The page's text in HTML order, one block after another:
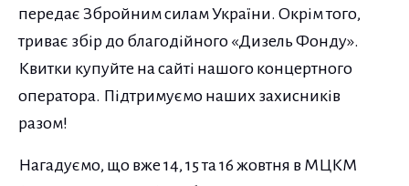
передає Збройним силам України. Окрім того,
триває збір до благодійного «Дизель Фонду».
Квитки купуйте на сайті нашого концертного
оператора. Підтримуємо наших захисників
разом!
Нагадуємо, що вже 14, 15 та 16 жовтня в МЦКМ